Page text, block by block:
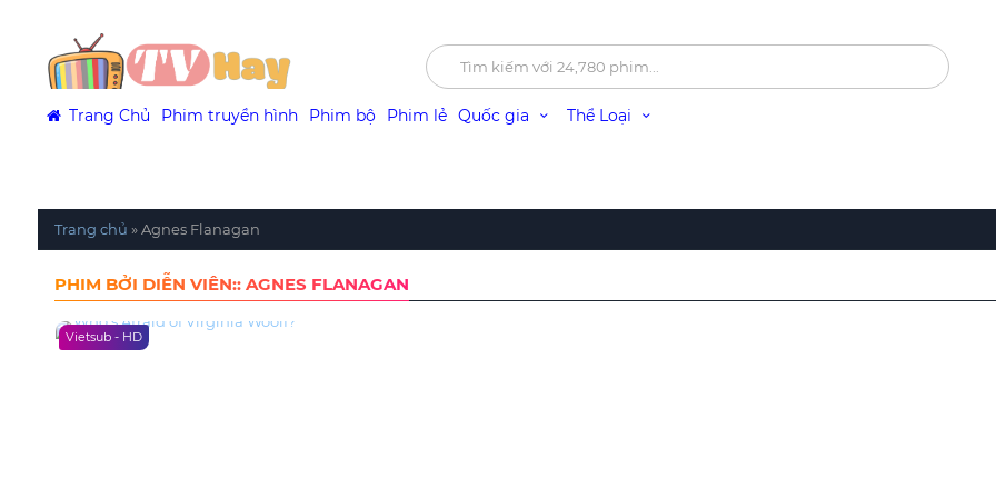
Trang Chủ Phim truyền hình Phim bộ Phim lẻ Quốc gia Thể Loại
Trang chủ »Agnes Flanagan
PHIM BỞI DIỄN VIÊN:: AGNES FLANAGAN
Vietsub - HD